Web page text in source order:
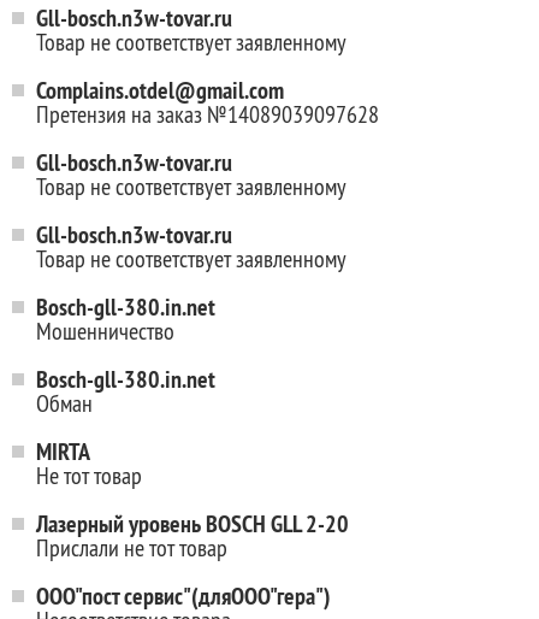
Gll-bosch.n3w-tovar.ru
Товар не соответствует заявленному
Complains.otdel@gmail.com
Претензия на заказ №14089039097628
Gll-bosch.n3w-tovar.ru
Товар не соответствует заявленному
Gll-bosch.n3w-tovar.ru
Товар не соответствует заявленному
Bosch-gll-380.in.net
Мошенничество
Bosch-gll-380.in.net
Обман
MIRTA
Не тот товар
Лазерный уровень BOSCH GLL 2-20
Прислали не тот товар
ООО"пост сервис"(дляООО"гера")